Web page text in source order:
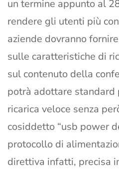
un termine appunto al
rendere gli utenti più
aziende dovranno
sulle caratteristiche di
sul contenuto della
potrà adottare standard
ricarica veloce senza
cosiddetto “usb power
protocollo di
direttiva infatti, precisa